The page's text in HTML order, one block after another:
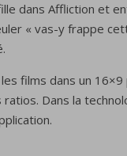
dans Affliction et
« vas-y frappe
films dans un
Dans la